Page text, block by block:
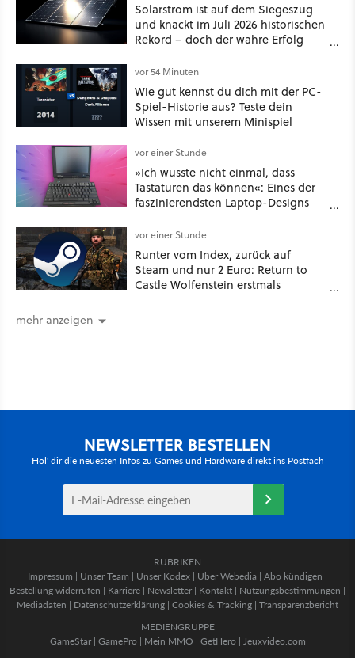
Solarstrom ist auf dem Siegeszug
und knackt im Juli 2026 historischen
Rekord – doch der wahre Erfolg
vor 54 Minuten
Wie gut kennst du dich mit der PC-
Spiel-Historie aus? Teste dein
Wissen mit unserem Minispiel
vor einer Stunde
»Ich wusste nicht einmal, dass
Tastaturen das können«: Eines der
faszinierendsten Laptop-Designs
vor einer Stunde
Runter vom Index, zurück auf
Steam und nur 2 Euro: Return to
Castle Wolfenstein erstmals
mehr anzeigen
NEWSLETTER BESTELLEN
Hol' dir die neuesten Infos zu Games und Hardware direkt ins Postfach
RUBRIKEN
Impressum | Unser Team | Unser Kodex | Über Webedia | Abo kündigen |
Bestellung widerrufen | Karriere | Newsletter | Kontakt | Nutzungsbestimmungen |
Mediadaten | Datenschutzerklärung | Cookies & Tracking | Transparenzbericht
MEDIENGRUPPE
GameStar| GamePro | Mein MMO | GetHero | Jeuxvideo.com